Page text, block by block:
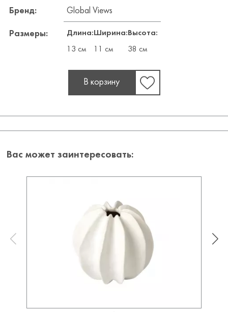
Бренд:
Global Views
Размеры:
Длина:
13 см
Ширина:
11 см
Высота:
38 см
В корзину
Вас может заинтересовать: